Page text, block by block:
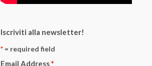
Iscriviti alla newsletter!
* = required field
Email Address*